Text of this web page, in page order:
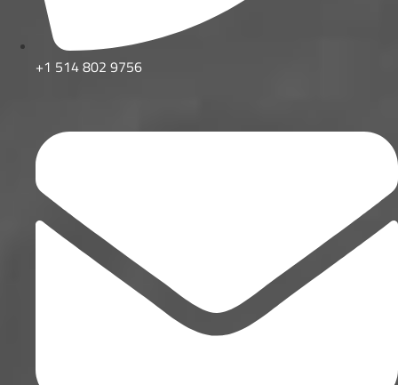
+1 514 802 9756